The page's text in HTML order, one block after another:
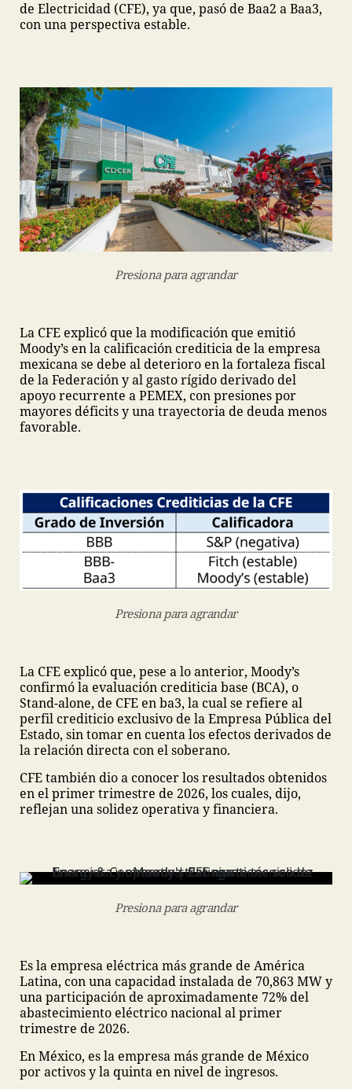
de Electricidad (CFE), ya que, pasó de Baa2 a Baa3,
con una perspectiva estable.
Presiona para agrandar
La CFE explicó que la modificación que emitió
Moody’s en la calificación crediticia de la empresa
mexicana se debe al deterioro en la fortaleza fiscal
de la Federación y al gasto rígido derivado del
apoyo recurrente a PEMEX, con presiones por
mayores déficits y una trayectoria de deuda menos
favorable.
Presiona para agrandar
La CFE explicó que, pese a lo anterior, Moody’s
confirmó la evaluación crediticia base (BCA), o
Stand-alone, de CFE en ba3, la cual se refiere al
perfil crediticio exclusivo de la Empresa Pública del
Estado, sin tomar en cuenta los efectos derivados de
la relación directa con el soberano.
CFE también dio a conocer los resultados obtenidos
en el primer trimestre de 2026, los cuales, dijo,
reflejan una solidez operativa y financiera.
Presiona para agrandar
Es la empresa eléctrica más grande de América
Latina, con una capacidad instalada de 70,863 MW y
una participación de aproximadamente 72% del
abastecimiento eléctrico nacional al primer
trimestre de 2026.
En México, es la empresa más grande de México
por activos y la quinta en nivel de ingresos.